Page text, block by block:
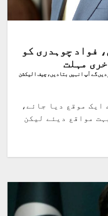
فواد چوہدری کو
مہلت
گے آپ انہیں بتادیں، چیف الیکشن
ایک موقع دیا جائے،
مواقع دیئے لیکن